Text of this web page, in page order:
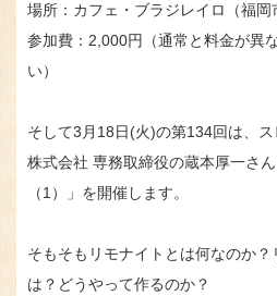
場所：カフェ・ブラジレイロ（福岡
参加費：2,000円（通常と料金が異
い）
そして3月18日(火)の第134回は、
株式会社 専務取締役の蔵本厚一さ
（1）」を開催します。
そもそもリモナイトとは何なのか
は？どうやって作るのか？